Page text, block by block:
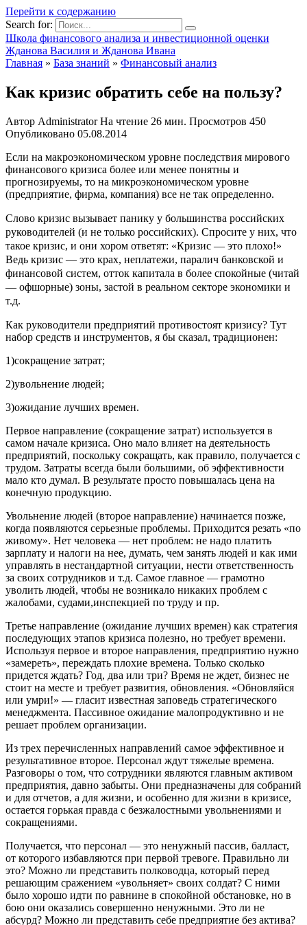
Перейти к содержанию
Search for:
Школа финансового анализа и инвестиционной оценки
Жданова Василия и Жданова Ивана
Главная » База знаний » Финансовый анализ
Как кризис обратить себе на пользу?
Автор Administrator На чтение 26 мин. Просмотров 450
Опубликовано 05.08.2014
Если на макроэкономическом уровне последствия мирового
финансового кризиса более или менее понятны и
прогнозируемы, то на микроэкономическом уровне
(предприятие, фирма, компания) все не так определенно.
Слово кризис вызывает панику у большинства российских
руководителей (и не только российских). Спросите у них, что
такое кризис, и они хором ответят: «Кризис — это плохо!»
Ведь кризис — это крах, неплатежи, паралич банковской и
финансовой систем, отток капитала в более спокойные (читай
— офшорные) зоны, застой в реальном секторе экономики и
т.д.
Как руководители предприятий противостоят кризису? Тут
набор средств и инструментов, я бы сказал, традиционен:
1)сокращение затрат;
2)увольнение людей;
3)ожидание лучших времен.
Первое направление (сокращение затрат) используется в
самом начале кризиса. Оно мало влияет на деятельность
предприятий, поскольку сокращать, как правило, получается с
трудом. Затраты всегда были большими, об эффективности
мало кто думал. В результате просто повышалась цена на
конечную продукцию.
Увольнение людей (второе направление) начинается позже,
когда появляются серьезные проблемы. Приходится резать «по
живому». Нет человека — нет проблем: не надо платить
зарплату и налоги на нее, думать, чем занять людей и как ими
управлять в нестандартной ситуации, нести ответственность
за своих сотрудников и т.д. Самое главное — грамотно
уволить людей, чтобы не возникало никаких проблем с
жалобами, судами,инспекцией по труду и пр.
Третье направление (ожидание лучших времен) как стратегия
последующих этапов кризиса полезно, но требует времени.
Используя первое и второе направления, предприятию нужно
«замереть», переждать плохие времена. Только сколько
придется ждать? Год, два или три? Время не ждет, бизнес не
стоит на месте и требует развития, обновления. «Обновляйся
или умри!» — гласит известная заповедь стратегического
менеджмента. Пассивное ожидание малопродуктивно и не
решает проблем организации.
Из трех перечисленных направлений самое эффективное и
результативное второе. Персонал ждут тяжелые времена.
Разговоры о том, что сотрудники являются главным активом
предприятия, давно забыты. Они предназначены для собраний
и для отчетов, а для жизни, и особенно для жизни в кризисе,
остается горькая правда с безжалостными увольнениями и
сокращениями.
Получается, что персонал — это ненужный пассив, балласт,
от которого избавляются при первой тревоге. Правильно ли
это? Можно ли представить полководца, который перед
решающим сражением «увольняет» своих солдат? С ними
было хорошо идти по равнине в спокойной обстановке, но в
бою они оказались совершенно ненужными. Это ли не
абсурд? Можно ли представить себе предприятие без актива?